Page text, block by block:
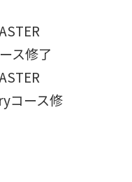
ス修了
コース修